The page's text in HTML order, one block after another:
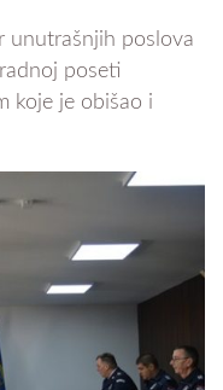
unutrašnjih poslova
poseti
koje je obišao i